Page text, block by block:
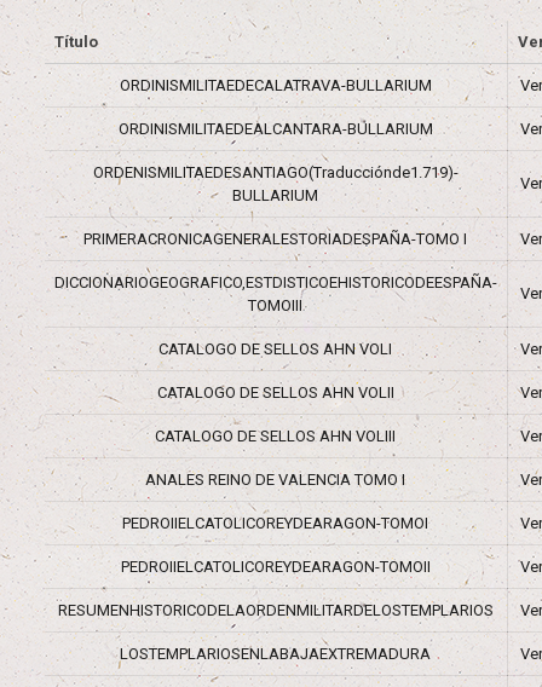
Título
ORDINISMILITAEDECALATRAVA-BULLARIUM Ver
ORDINISMILITAEDEALCANTARA-BULLARIUM Ver
ORDENISMILITAEDESANTIAGO(Traducciónde1.719)-
BULLARIUM
Ver
PRIMERACRONICAGENERALESTORIADESPAÑA-TOMO I Ver
DICCIONARIOGEOGRAFICO,ESTDISTICOEHISTORICODEESPAÑA-
TOMOIII
Ver
CATALOGO DE SELLOS AHN VOLI Ver
CATALOGO DE SELLOS AHN VOLII Ver
CATALOGO DE SELLOS AHN VOLIII Ver
ANALES REINO DE VALENCIA TOMO I Ver
PEDROIIELCATOLICOREYDEARAGON-TOMOI Ver
PEDROIIELCATOLICOREYDEARAGON-TOMOII Ver
RESUMENHISTORICODELAORDENMILITARDELOSTEMPLARIOS Ver
LOSTEMPLARIOSENLABAJAEXTREMADURA Ver